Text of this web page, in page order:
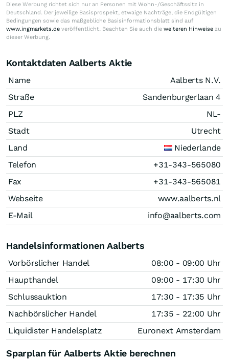
Diese Werbung richtet sich nur an Personen mit Wohn-/Geschäftssitz in
Deutschland. Der jeweilige Basisprospekt, etwaige Nachträge, die Endgültigen
Bedingungen sowie das maßgebliche Basisinformationsblatt sind auf
www.ingmarkets.de veröffentlicht. Beachten Sie auch die weiteren Hinweise zu
dieser Werbung.
Kontaktdaten Aalberts Aktie
Name
Aalberts N.V.
Straße
Sandenburgerlaan 4
PLZ
NL-
Stadt
Utrecht
Land
Niederlande
Telefon
+31-343-565080
Fax
+31-343-565081
Webseite
www.aalberts.nl
E-Mail
info@aalberts.com
Handelsinformationen Aalberts
Vorbörslicher Handel
08:00 - 09:00 Uhr
Haupthandel
09:00 - 17:30 Uhr
Schlussauktion
17:30 - 17:35 Uhr
Nachbörslicher Handel
17:35 - 22:00 Uhr
Liquidister Handelsplatz
Euronext Amsterdam
Sparplan für Aalberts Aktie berechnen